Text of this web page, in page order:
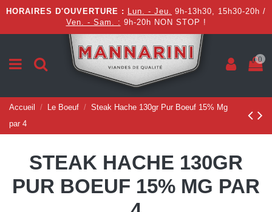
HORAIRES D'OUVERTURE : Lun. - Jeu. 9h-13h30, 15h30-20h /
Ven. - Sam. : 9h-20h NON STOP !
0
Accueil Le Boeuf
Steak Hache 130gr Pur Boeuf 15% Mg
par 4
STEAK HACHE 130GR
PUR BOEUF 15% MG PAR